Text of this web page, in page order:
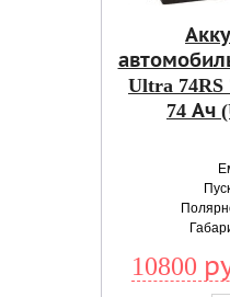
Ultra
74 Ач
10800